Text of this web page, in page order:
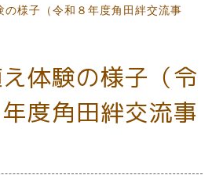
の様子（令和８年度角田絆交流事
体験の様子（令
度角田絆交流事